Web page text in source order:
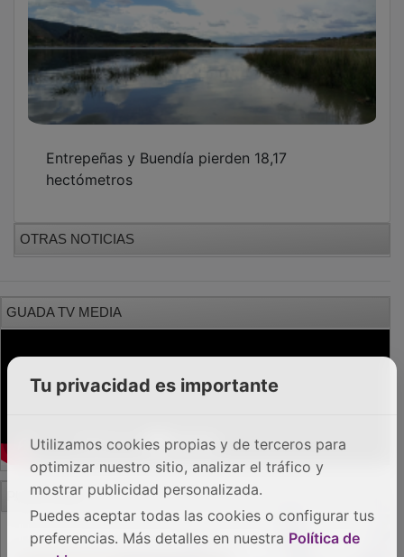
hectómetros
OTRAS NOTICIAS
PUBLICIDAD
Tu privacidad es importante
Utilizamos cookies propias y de terceros para
optimizar nuestro sitio, analizar el tráfico y
mostrar publicidad personalizada.
Puedes aceptar todas las cookies o configurar tus
preferencias. Más detalles en nuestra Política de